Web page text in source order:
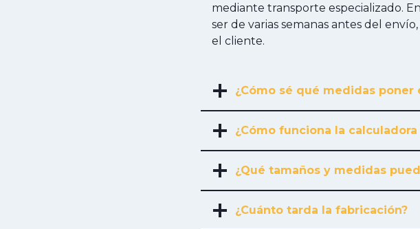
mediante transporte especializado.
ser de varias semanas antes del
el cliente.
¿Cómo sé qué medidas poner
¿Cómo funciona la
¿Qué tamaños y medidas
¿Cuánto tarda la fabricación?